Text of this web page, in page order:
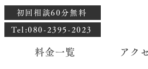
初回相談60分無料
​Tel:080-2395-2023
料金一覧 アク